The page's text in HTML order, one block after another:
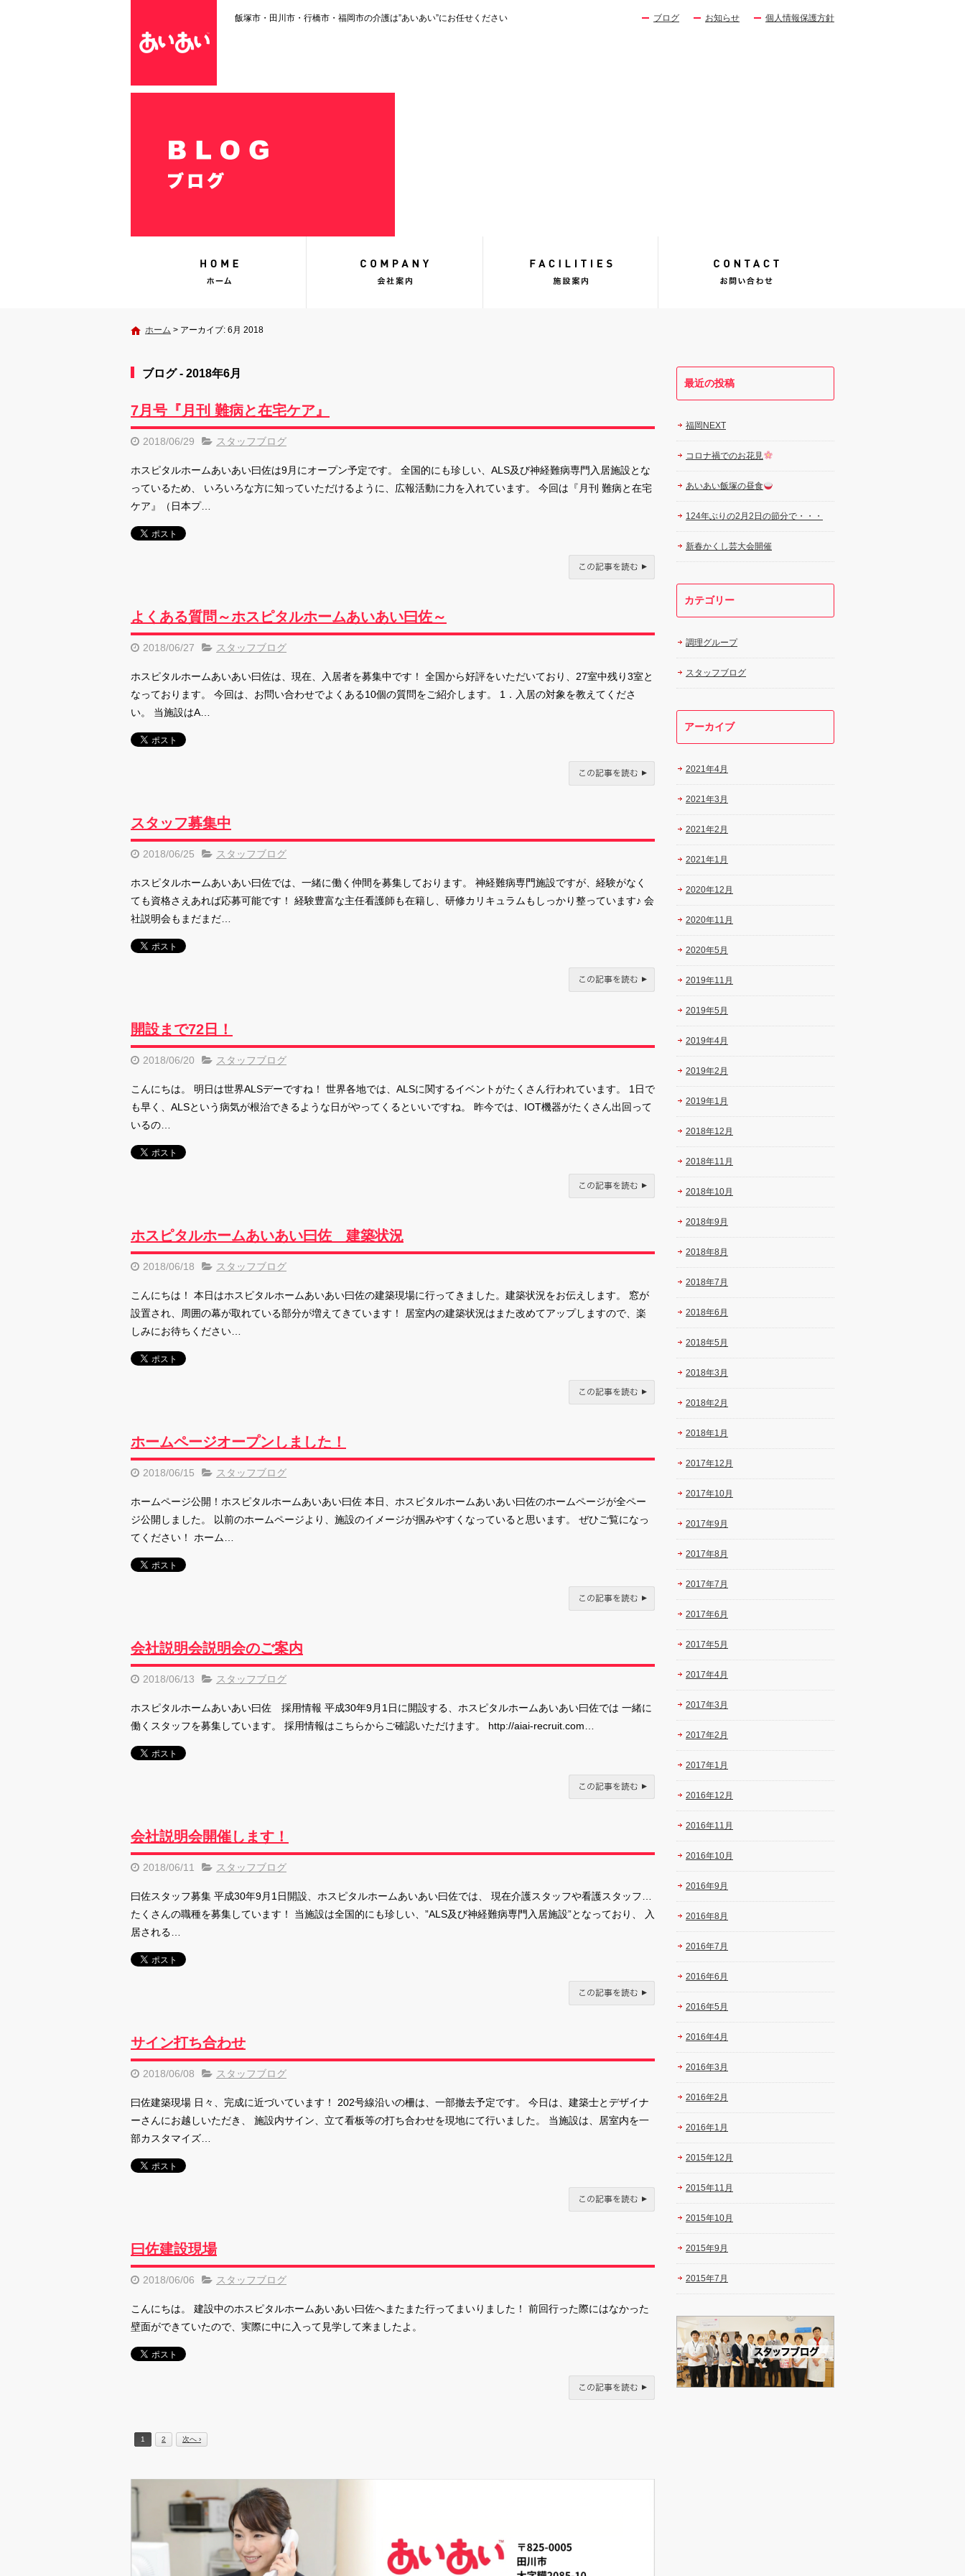
飯塚市・田川市・行橋市・福岡市の介護は”あいあい”にお任せください ブログ お知らせ 個人情報保護方針
ホーム > アーカイブ: 6月 2018
ブログ - 2018年6月
7月号『月刊 難病と在宅ケア』
2018/06/29 スタッフブログ
ホスピタルホームあいあい曰佐は9月にオープン予定です。 全国的にも珍しい、ALS及び神経難病専門入居施設とな
っているため、 いろいろな方に知っていただけるように、広報活動に力を入れています。 今回は『月刊 難病と在宅
ケア』（日本プ…
よくある質問～ホスピタルホームあいあい曰佐～
2018/06/27 スタッフブログ
ホスピタルホームあいあい曰佐は、現在、入居者を募集中です！ 全国から好評をいただいており、27室中残り3室と
なっております。 今回は、お問い合わせでよくある10個の質問をご紹介します。 1．入居の対象を教えてくださ
い。 当施設はA…
スタッフ募集中
2018/06/25 スタッフブログ
ホスピタルホームあいあい曰佐では、一緒に働く仲間を募集しております。 神経難病専門施設ですが、経験がなく
ても資格さえあれば応募可能です！ 経験豊富な主任看護師も在籍し、研修カリキュラムもしっかり整っています♪ 会
社説明会もまだまだ…
開設まで72日！
2018/06/20 スタッフブログ
こんにちは。 明日は世界ALSデーですね！ 世界各地では、ALSに関するイベントがたくさん行われています。 1日で
も早く、ALSという病気が根治できるような日がやってくるといいですね。 昨今では、IOT機器がたくさん出回って
いるの…
ホスピタルホームあいあい曰佐 建築状況
2018/06/18 スタッフブログ
こんにちは！ 本日はホスピタルホームあいあい曰佐の建築現場に行ってきました。建築状況をお伝えします。 窓が
設置され、周囲の幕が取れている部分が増えてきています！ 居室内の建築状況はまた改めてアップしますので、楽
しみにお待ちください…
ホームページオープンしました！
2018/06/15 スタッフブログ
ホームページ公開！ホスピタルホームあいあい曰佐 本日、ホスピタルホームあいあい曰佐のホームページが全ペー
ジ公開しました。 以前のホームページより、施設のイメージが掴みやすくなっていると思います。 ぜひご覧になっ
てください！ ホーム…
会社説明会説明会のご案内
2018/06/13 スタッフブログ
ホスピタルホームあいあい曰佐 採用情報 平成30年9月1日に開設する、ホスピタルホームあいあい曰佐では 一緒に
働くスタッフを募集しています。 採用情報はこちらからご確認いただけます。 http://aiai-recruit.com…
会社説明会開催します！
2018/06/11 スタッフブログ
曰佐スタッフ募集 平成30年9月1日開設、ホスピタルホームあいあい曰佐では、 現在介護スタッフや看護スタッフ…
たくさんの職種を募集しています！ 当施設は全国的にも珍しい、”ALS及び神経難病専門入居施設”となっており、 入
居される…
サイン打ち合わせ
2018/06/08 スタッフブログ
曰佐建築現場 日々、完成に近づいています！ 202号線沿いの柵は、一部撤去予定です。 今日は、建築士とデザイナ
ーさんにお越しいただき、 施設内サイン、立て看板等の打ち合わせを現地にて行いました。 当施設は、居室内を一
部カスタマイズ…
曰佐建設現場
2018/06/06 スタッフブログ
こんにちは。 建設中のホスピタルホームあいあい曰佐へまたまた行ってまいりました！ 前回行った際にはなかった
壁面ができていたので、実際に中に入って見学して来ましたよ。
1 2 次へ ›
最近の投稿
福岡NEXT
コロナ禍でのお花見
あいあい飯塚の昼食
124年ぶりの2月2日の節分で・・・
新春かくし芸大会開催
カテゴリー
調理グループ
スタッフブログ
アーカイブ
2021年4月
2021年3月
2021年2月
2021年1月
2020年12月
2020年11月
2020年5月
2019年11月
2019年5月
2019年4月
2019年2月
2019年1月
2018年12月
2018年11月
2018年10月
2018年9月
2018年8月
2018年7月
2018年6月
2018年5月
2018年3月
2018年2月
2018年1月
2017年12月
2017年10月
2017年9月
2017年8月
2017年7月
2017年6月
2017年5月
2017年4月
2017年3月
2017年2月
2017年1月
2016年12月
2016年11月
2016年10月
2016年9月
2016年8月
2016年7月
2016年6月
2016年5月
2016年4月
2016年3月
2016年2月
2016年1月
2015年12月
2015年11月
2015年10月
2015年9月
2015年7月